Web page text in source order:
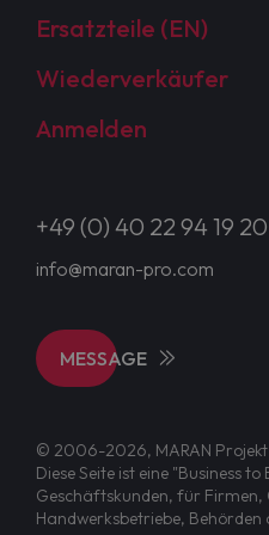
Ersatzteile (EN)
Wiederverkäufer
Anmelden
+49 (0) 40 22 94 19 20
info@maran-pro.com
MESSAGE
© 2006-2026, MARAN Projekt
Diese Seite ist eine "Business
Geschäftskunden, für Firmen,
Handwerksbetriebe, Behörden